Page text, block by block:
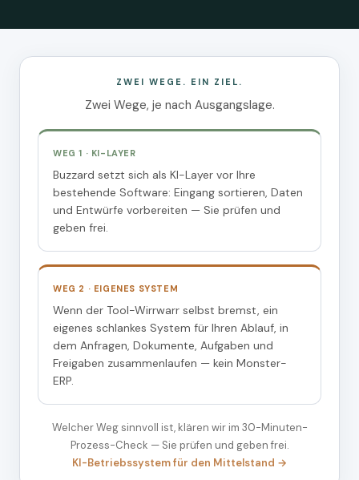
ZWEI WEGE. EIN ZIEL.
Zwei Wege, je nach Ausgangslage.
WEG 1 · KI-LAYER
Buzzard setzt sich als KI-Layer vor Ihre
bestehende Software: Eingang sortieren, Daten
und Entwürfe vorbereiten — Sie prüfen und
geben frei.
WEG 2 · EIGENES SYSTEM
Wenn der Tool-Wirrwarr selbst bremst, ein
eigenes schlankes System für Ihren Ablauf, in
dem Anfragen, Dokumente, Aufgaben und
Freigaben zusammenlaufen — kein Monster-
ERP.
Welcher Weg sinnvoll ist, klären wir im 30-Minuten-
Prozess-Check — Sie prüfen und geben frei.
KI-Betriebssystem für den Mittelstand →